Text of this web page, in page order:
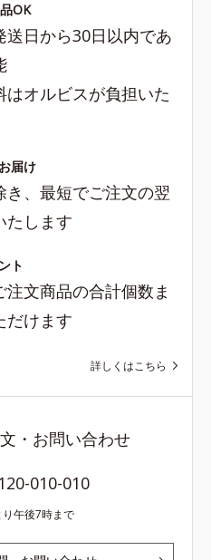
OK
送日から30日以内であ
オルビスが負担いた
届け
き、最短でご注文の翌
たします
ト
注文商品の合計個数ま
だけます
詳しくはこちら
・お問い合わせ
010-010
午後7時まで